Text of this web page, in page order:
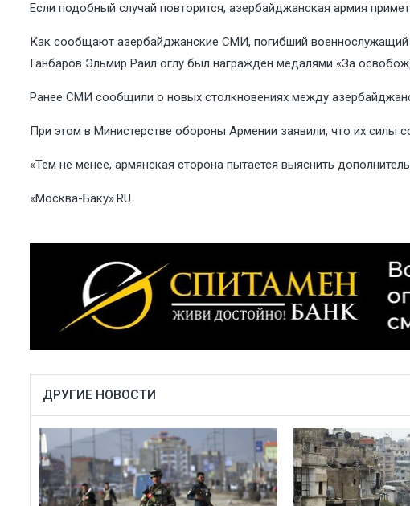
Если подобный случай повторится, азербайджанская армия
Как сообщают азербайджанские СМИ, погибший
Ганбаров Эльмир Раил оглу был награжден медалями «За
Ранее СМИ сообщили о новых столкновениях между
При этом в Министерстве обороны Армении заявили, что их силы
«Тем не менее, армянская сторона пытается выяснить
«Москва-Баку».RU
ДРУГИЕ НОВОСТИ